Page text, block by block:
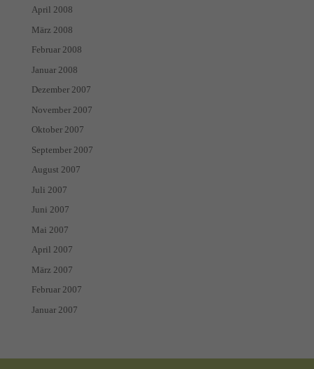
April 2008
März 2008
Februar 2008
Januar 2008
Dezember 2007
November 2007
Oktober 2007
September 2007
August 2007
Juli 2007
Juni 2007
Mai 2007
April 2007
März 2007
Februar 2007
Januar 2007